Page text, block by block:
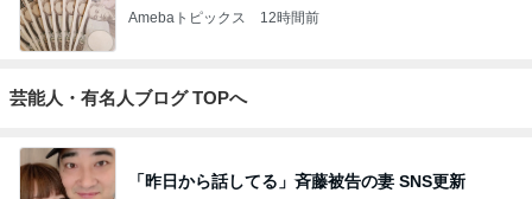
Amebaトピックス 12時間前
芸能人・有名人ブログ TOPへ
「昨日から話してる」斉藤被告の妻 SNS更新